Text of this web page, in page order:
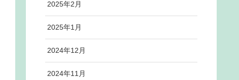
2025年2月
2025年1月
2024年12月
2024年11月